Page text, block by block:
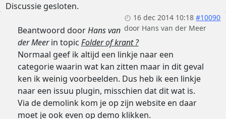
Discussie gesloten.
16 dec 2014 10:18 #10090
door Hans van der Meer
Beantwoord doorHans van
der Meerin topic Folder of krant ?
Normaal geef ik altijd een linkje naar een
categorie waarin wat kan zitten maar in dit geval
ken ik weinig voorbeelden. Dus heb ik een linkje
naar een issuu plugin, misschien dat dit wat is.
Via de demolink kom je op zijn website en daar
moet je ook even op demo klikken.